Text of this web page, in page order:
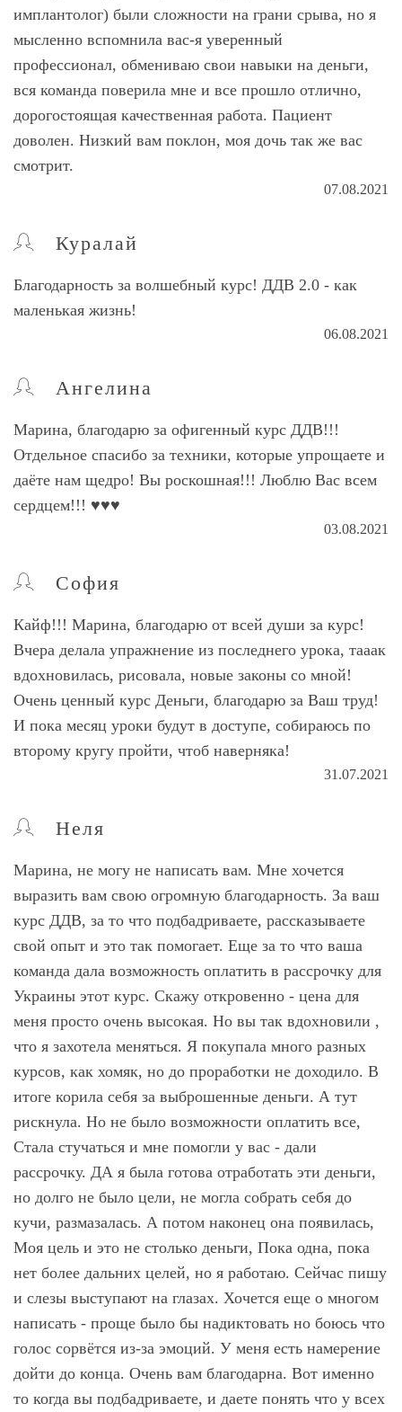
имплантолог) были сложности на грани срыва, но я
мысленно вспомнила вас-я уверенный
профессионал, обмениваю свои навыки на деньги,
вся команда поверила мне и все прошло отлично,
дорогостоящая качественная работа. Пациент
доволен. Низкий вам поклон, моя дочь так же вас
смотрит.
07.08.2021
Куралай
Благодарность за волшебный курс! ДДВ 2.0 - как
маленькая жизнь!
06.08.2021
Ангелина
Марина, благодарю за офигенный курс ДДВ!!!
Отдельное спасибо за техники, которые упрощаете и
даёте нам щедро! Вы роскошная!!! Люблю Вас всем
сердцем!!! ♥️♥️♥️
03.08.2021
София
Кайф!!! Марина, благодарю от всей души за курс!
Вчера делала упражнение из последнего урока, тааак
вдохновилась, рисовала, новые законы со мной!
Очень ценный курс Деньги, благодарю за Ваш труд!
И пока месяц уроки будут в доступе, собираюсь по
второму кругу пройти, чтоб наверняка!
31.07.2021
Неля
Марина, не могу не написать вам. Мне хочется
выразить вам свою огромную благодарность. За ваш
курс ДДВ, за то что подбадриваете, рассказываете
свой опыт и это так помогает. Еще за то что ваша
команда дала возможность оплатить в рассрочку для
Украины этот курс. Скажу откровенно - цена для
меня просто очень высокая. Но вы так вдохновили ,
что я захотела меняться. Я покупала много разных
курсов, как хомяк, но до проработки не доходило. В
итоге корила себя за выброшенные деньги. А тут
рискнула. Но не было возможности оплатить все,
Стала стучаться и мне помогли у вас - дали
рассрочку. ДА я была готова отработать эти деньги,
но долго не было цели, не могла собрать себя до
кучи, размазалась. А потом наконец она появилась,
Моя цель и это не столько деньги, Пока одна, пока
нет более дальних целей, но я работаю. Сейчас пишу
и слезы выступают на глазах. Хочется еще о многом
написать - проще было бы надиктовать но боюсь что
голос сорвётся из-за эмоций. У меня есть намерение
дойти до конца. Очень вам благодарна. Вот именно
то когда вы подбадриваете, и даете понять что у всех